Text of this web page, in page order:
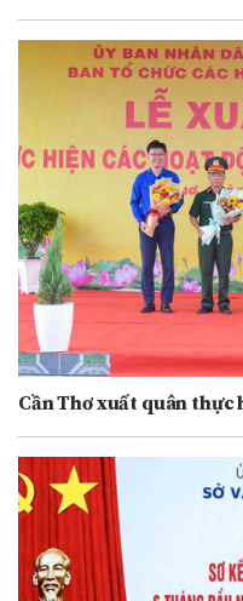
Cần Thơ xuất quân thực